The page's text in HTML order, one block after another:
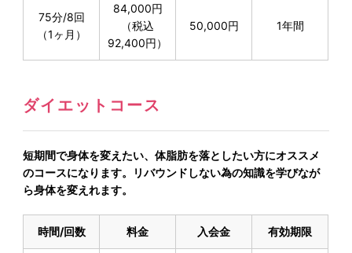
75分/8回
（1ヶ月）
84,000円
（税込
92,400円）
50,000円 1年間
ダイエットコース
短期間で身体を変えたい、体脂肪を落としたい方にオススメ
のコースになります。リバウンドしない為の知識を学びなが
ら身体を変えれます。
時間/回数 料金 入会金 有効期限